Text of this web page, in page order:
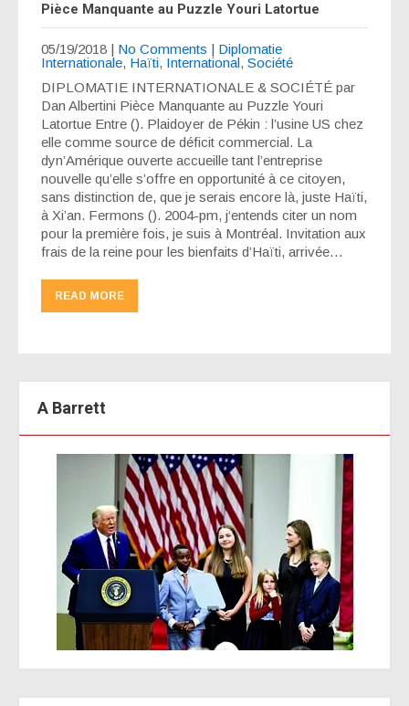
Pièce Manquante au Puzzle Youri Latortue
05/19/2018 | No Comments | Diplomatie
Internationale, Haïti, International, Société
DIPLOMATIE INTERNATIONALE & SOCIÉTÉ par
Dan Albertini Pièce Manquante au Puzzle Youri
Latortue Entre (). Plaidoyer de Pékin : l’usine US chez
elle comme source de déficit commercial. La
dyn’Amérique ouverte accueille tant l’entreprise
nouvelle qu’elle s’offre en opportunité à ce citoyen,
sans distinction de, que je serais encore là, juste Haïti,
à Xi’an. Fermons (). 2004-pm, j‘entends citer un nom
pour la première fois, je suis à Montréal. Invitation aux
frais de la reine pour les bienfaits d’Haïti, arrivée…
READ MORE
A Barrett